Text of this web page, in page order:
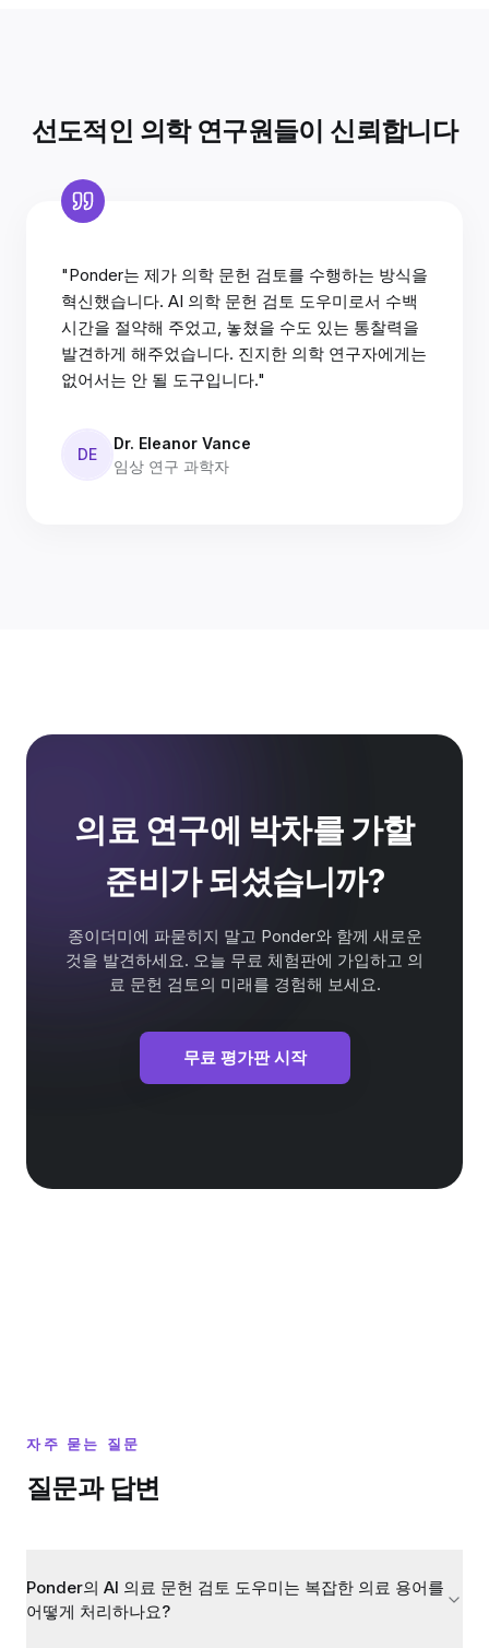
선도적인 의학 연구원들이 신뢰합니다
"Ponder는 제가 의학 문헌 검토를 수행하는 방식을
혁신했습니다. AI 의학 문헌 검토 도우미로서 수백
시간을 절약해 주었고, 놓쳤을 수도 있는 통찰력을
발견하게 해주었습니다. 진지한 의학 연구자에게는
없어서는 안 될 도구입니다."
DE
Dr. Eleanor Vance
임상 연구 과학자
의료 연구에 박차를 가할
준비가 되셨습니까?
종이더미에 파묻히지 말고 Ponder와 함께 새로운
것을 발견하세요. 오늘 무료 체험판에 가입하고 의
료 문헌 검토의 미래를 경험해 보세요.
무료 평가판 시작
자주 묻는 질문
질문과 답변
Ponder의 AI 의료 문헌 검토 도우미는 복잡한 의료 용어를
어떻게 처리하나요?